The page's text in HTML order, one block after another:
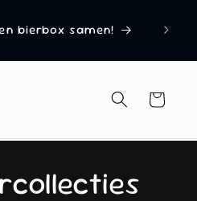
bierbox samen!
Winkelwagen